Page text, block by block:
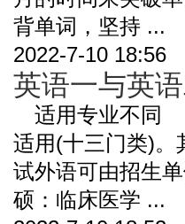
背单词，坚持 ...
2022-7-10 18:56
英语一与英
适用专业不同
适用(十三门类)。
试外语可由招生
硕：临床医学 ...